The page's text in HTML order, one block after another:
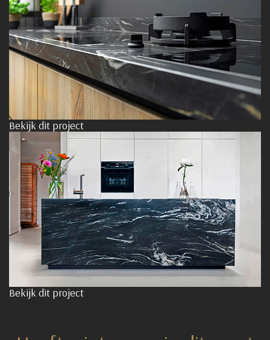
Bekijk dit project
Bekijk dit project